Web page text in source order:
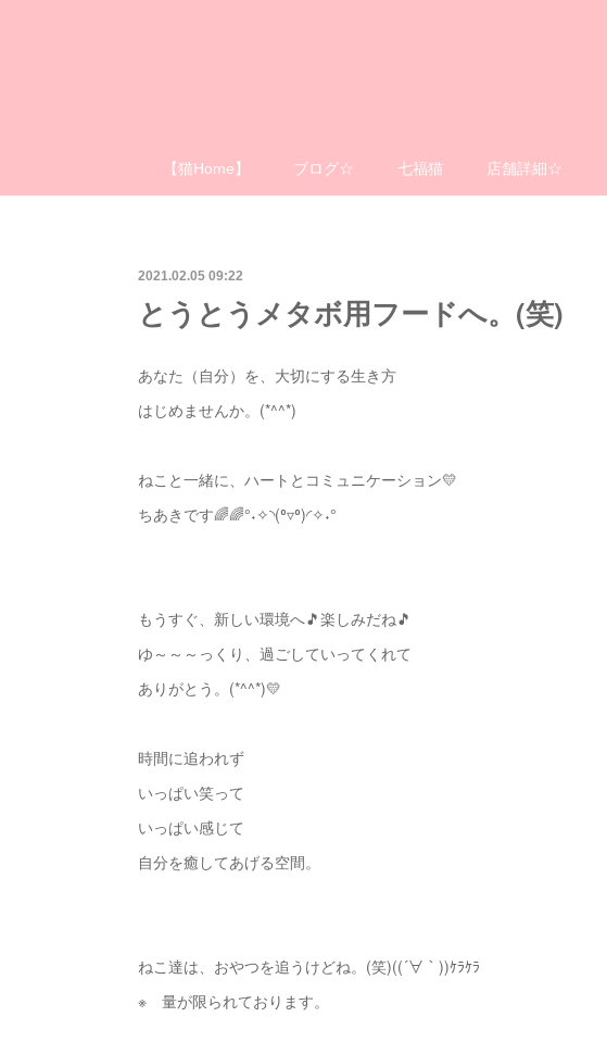
【猫Home】 ブログ☆ 七福猫 店舗詳細☆
2021.02.05 09:22
とうとうメタボ用フードへ。(笑)
あなた（自分）を、大切にする生き方
はじめませんか。(*^^*)
ねこと一緒に、ハートとコミュニケーション💛
ちあきです🌈🌈°˖✧◝(⁰▿⁰)◜✧˖°
もうすぐ、新しい環境へ🎵楽しみだね🎵
ゆ～～～っくり、過ごしていってくれて
ありがとう。(*^^*)💛
時間に追われず
いっぱい笑って
いっぱい感じて
自分を癒してあげる空間。
ねこ達は、おやつを追うけどね。(笑)((´∀｀))ｹﾗｹﾗ
※ 量が限られております。